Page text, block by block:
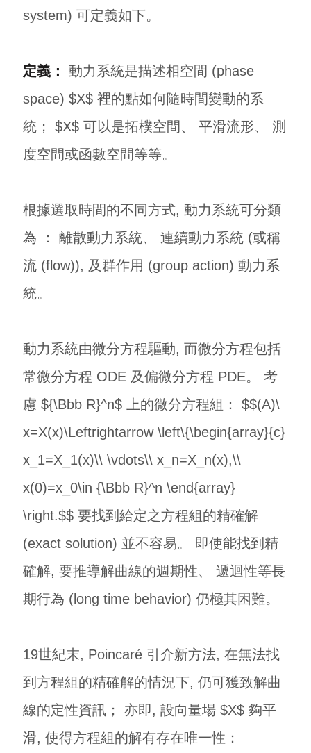
system) 可定義如下。
定義： 動力系統是描述相空間 (phase
space) $X$ 裡的點如何隨時間變動的系
統； $X$ 可以是拓樸空間、 平滑流形、 測
度空間或函數空間等等。
根據選取時間的不同方式, 動力系統可分類
為 ： 離散動力系統、 連續動力系統 (或稱
流 (flow)), 及群作用 (group action) 動力系
統。
動力系統由微分方程驅動, 而微分方程包括
常微分方程 ODE 及偏微分方程 PDE。 考
慮 ${\Bbb R}^n$ 上的微分方程組： $$(A)\
x=X(x)\Leftrightarrow \left\{\begin{array}{c}
x_1=X_1(x)\\ \vdots\\ x_n=X_n(x),\\
x(0)=x_0\in {\Bbb R}^n \end{array}
\right.$$ 要找到給定之方程組的精確解
(exact solution) 並不容易。 即使能找到精
確解, 要推導解曲線的週期性、 遞迴性等長
期行為 (long time behavior) 仍極其困難。
19世紀末, Poincaré 引介新方法, 在無法找
到方程組的精確解的情況下, 仍可獲致解曲
線的定性資訊； 亦即, 設向量場 $X$ 夠平
滑, 使得方程組的解有存在唯一性：